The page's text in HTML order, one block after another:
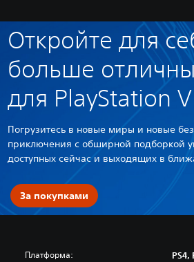
Откройте для
больше
для PlayStation
Погрузитесь в новые миры и новые
приключения с обширной подборкой
доступных сейчас и выходящих в
За покупками
Платформа: PS4,